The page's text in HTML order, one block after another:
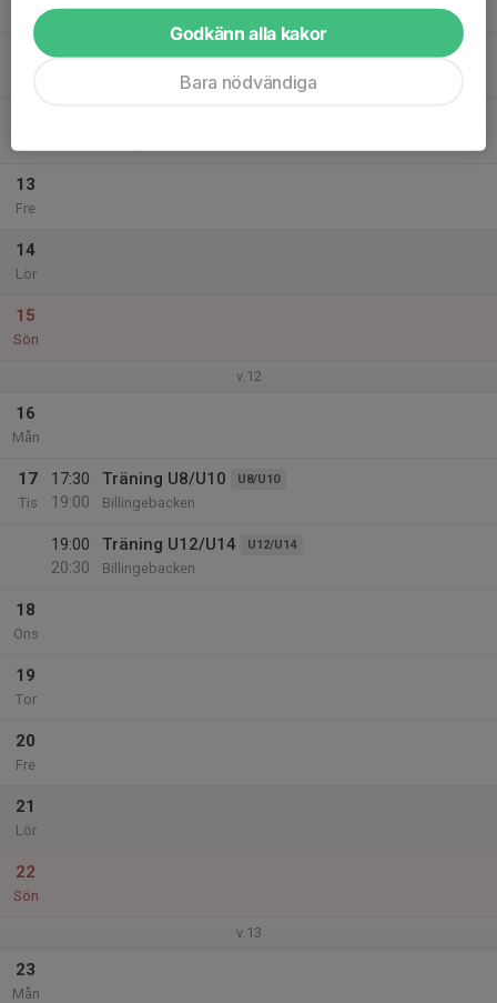
21:30
Billingebacken
17:00
KM-SK Vitesse U8/U10
Billingebacken
13
Fre
14
Lör
15
Sön
v.12
16
Mån
17
Tis
17:30
19:00
Träning U8/U10 U8/U10
Billingebacken
19:00
20:30
Träning U12/U14 U12/U14
Billingebacken
18
Ons
19
Tor
20
Fre
21
Lör
22
Sön
v.13
23
Mån
Godkänn alla kakor
Bara nödvändiga